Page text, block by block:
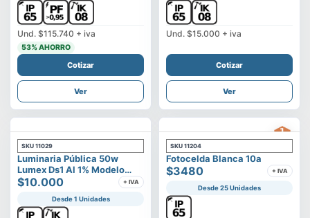
Und. $115.740 + iva
53% AHORRO
Cotizar
Ver
Und. $15.000 + iva
Cotizar
Ver
SKU 11029
Luminaria Pública 50w
Lumex Ds1 Al 1% Modelo
Vega
$10.000 + IVA
Desde 1 Unidades
SKU 11204
Fotocelda Blanca 10a
$3480 + IVA
Desde 25 Unidades